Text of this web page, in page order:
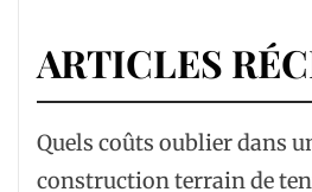
ARTICLES
Quels coûts oublier dans
construction terrain de